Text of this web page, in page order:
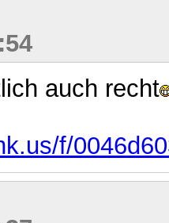
auch recht
f/